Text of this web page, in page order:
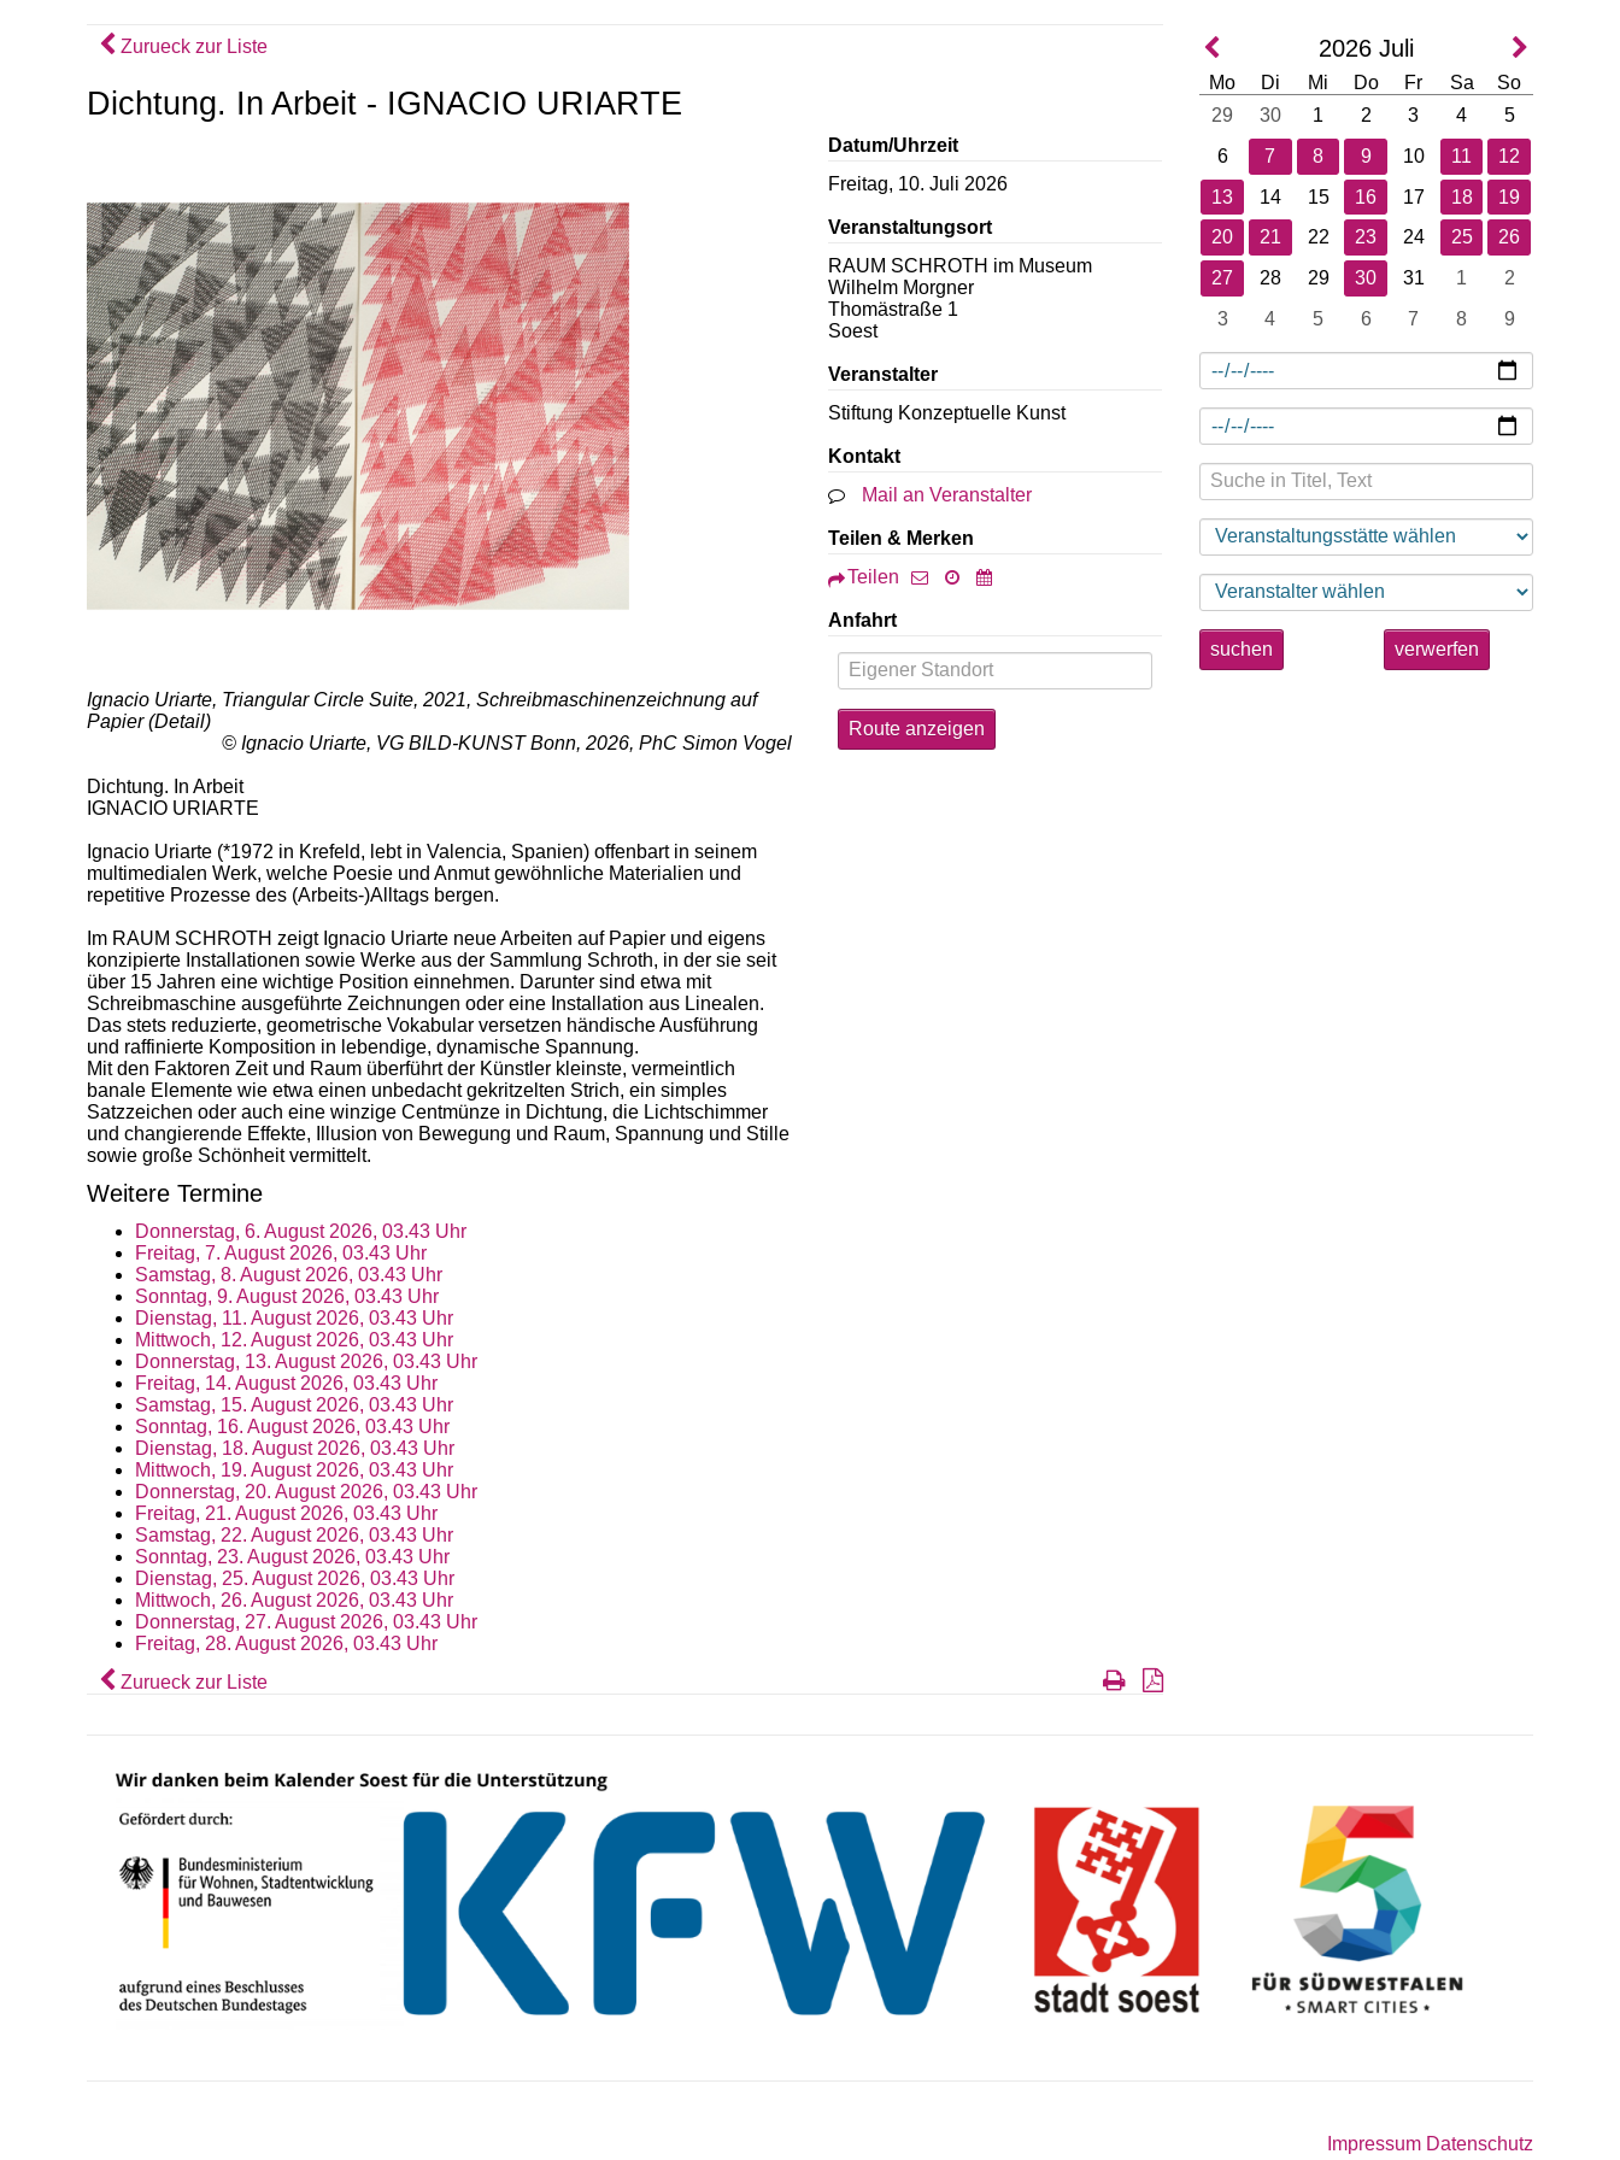
Zurueck zur Liste
Dichtung. In Arbeit - IGNACIO URIARTE
Ignacio Uriarte, Triangular Circle Suite, 2021, Schreibmaschinenzeichnung auf
Papier (Detail)
© Ignacio Uriarte, VG BILD-KUNST Bonn, 2026, PhC Simon Vogel
Dichtung. In Arbeit
IGNACIO URIARTE
Ignacio Uriarte (*1972 in Krefeld, lebt in Valencia, Spanien) offenbart in seinem
multimedialen Werk, welche Poesie und Anmut gewöhnliche Materialien und
repetitive Prozesse des (Arbeits-)Alltags bergen.
Im RAUM SCHROTH zeigt Ignacio Uriarte neue Arbeiten auf Papier und eigens
konzipierte Installationen sowie Werke aus der Sammlung Schroth, in der sie seit
über 15 Jahren eine wichtige Position einnehmen. Darunter sind etwa mit
Schreibmaschine ausgeführte Zeichnungen oder eine Installation aus Linealen.
Das stets reduzierte, geometrische Vokabular versetzen händische Ausführung
und raffinierte Komposition in lebendige, dynamische Spannung.
Mit den Faktoren Zeit und Raum überführt der Künstler kleinste, vermeintlich
banale Elemente wie etwa einen unbedacht gekritzelten Strich, ein simples
Satzzeichen oder auch eine winzige Centmünze in Dichtung, die Lichtschimmer
und changierende Effekte, Illusion von Bewegung und Raum, Spannung und Stille
sowie große Schönheit vermittelt.
Weitere Termine
Donnerstag, 6. August 2026, 03.43 Uhr
Freitag, 7. August 2026, 03.43 Uhr
Samstag, 8. August 2026, 03.43 Uhr
Sonntag, 9. August 2026, 03.43 Uhr
Dienstag, 11. August 2026, 03.43 Uhr
Mittwoch, 12. August 2026, 03.43 Uhr
Donnerstag, 13. August 2026, 03.43 Uhr
Freitag, 14. August 2026, 03.43 Uhr
Samstag, 15. August 2026, 03.43 Uhr
Sonntag, 16. August 2026, 03.43 Uhr
Dienstag, 18. August 2026, 03.43 Uhr
Mittwoch, 19. August 2026, 03.43 Uhr
Donnerstag, 20. August 2026, 03.43 Uhr
Freitag, 21. August 2026, 03.43 Uhr
Samstag, 22. August 2026, 03.43 Uhr
Sonntag, 23. August 2026, 03.43 Uhr
Dienstag, 25. August 2026, 03.43 Uhr
Mittwoch, 26. August 2026, 03.43 Uhr
Donnerstag, 27. August 2026, 03.43 Uhr
Freitag, 28. August 2026, 03.43 Uhr
Datum/Uhrzeit
Freitag, 10. Juli 2026
Veranstaltungsort
RAUM SCHROTH im Museum
Wilhelm Morgner
Thomästraße 1
Soest
Veranstalter
Stiftung Konzeptuelle Kunst
Kontakt
Mail an Veranstalter
Teilen & Merken
Teilen
Anfahrt
Zurueck zur Liste
2026 Juli
Mo Di Mi Do Fr Sa
So
29
30 1 2 3 4
5
6
7 8 9 10 11
12
13
14 15 16 17 18
19
20
21 22 23 24 25
26
27
28 29 30 31 1
2
3
4 5 6 7 8 9
suchen verwerfen
Impressum Datenschutz